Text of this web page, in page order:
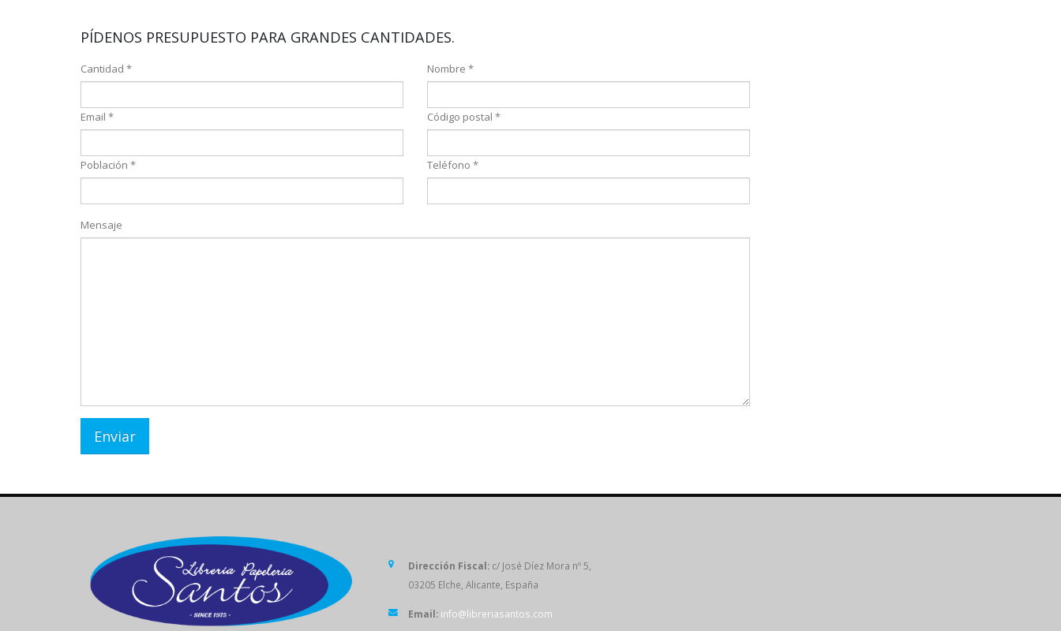
PÍDENOS PRESUPUESTO PARA GRANDES CANTIDADES.
Cantidad * Nombre *
Email * Código postal *
Población * Teléfono *
Mensaje
Dirección Fiscal: c/ José Díez Mora nº 5,
03205 Elche, Alicante, España
Email: info@libreriasantos.com